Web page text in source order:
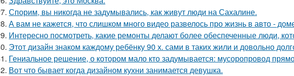
Спорим, вы никогда не задумывались, как живут люди на Сахалине.
А вам не кажется, что слишком много видео развелось про жизнь в авто -
Интересно посмотреть, какие ремонты делают более обеспеченные люди,
Этот дизайн знаком каждому ребёнку 90 х. сами в таких жили и довольно
Гениальное решение, о котором мало кто задумывается: мусоропровод
Вот что бывает когда дизайном кухни занимается девушка.